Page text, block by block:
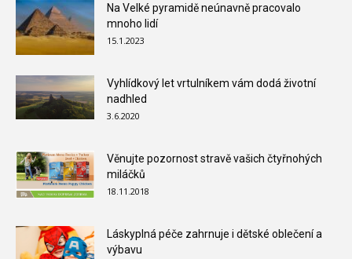
Na Velké pyramidě neúnavně pracovalo
mnoho lidí
15.1.2023
Vyhlídkový let vrtulníkem vám dodá životní
nadhled
3.6.2020
Věnujte pozornost stravě vašich čtyřnohých
miláčků
18.11.2018
Láskyplná péče zahrnuje i dětské oblečení a
výbavu